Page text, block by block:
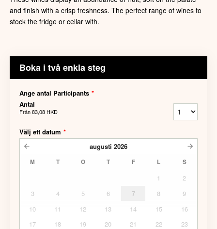
and finish with a crisp freshness. The perfect range of wines to
stock the fridge or cellar with.
Boka i två enkla steg
Ange antal Participants *
Antal
Från83,08 HKD
Välj ett datum *
augusti 2026
M T O T F L S
1
2
3
4 5 6 7 8
9
10
11 12 13 14 15
16
17
18 19 20 21 22
23